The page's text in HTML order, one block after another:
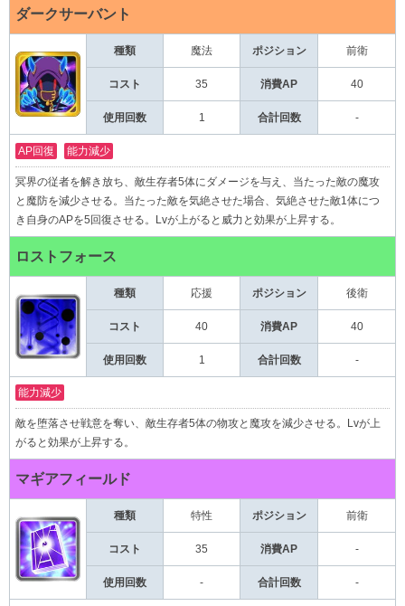
ダークサーバント
種類 魔法 ポジション 前衛
コスト 35 消費AP 40
使用回数 1 合計回数 -
AP回復 能力減少
冥界の従者を解き放ち、敵生存者5体にダメージを与え、当たった敵の魔攻
と魔防を減少させる。当たった敵を気絶させた場合、気絶させた敵1体につ
き自身のAPを5回復させる。Lvが上がると威力と効果が上昇する。
ロストフォース
種類 応援 ポジション 後衛
コスト 40 消費AP 40
使用回数 1 合計回数 -
能力減少
敵を堕落させ戦意を奪い、敵生存者5体の物攻と魔攻を減少させる。Lvが上
がると効果が上昇する。
マギアフィールド
種類 特性 ポジション 前衛
コスト 35 消費AP -
使用回数 - 合計回数 -